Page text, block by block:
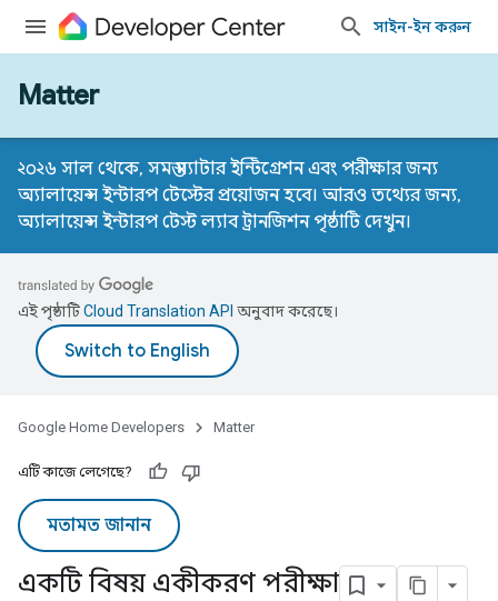
সাইন-ইন করুন
Matter
২০২৬ সাল থেকে, সমস্ত ম্যাটার ইন্টিগ্রেশন এবং পরীক্ষার জন্য
অ্যালায়েন্স ইন্টারপ টেস্টের প্রয়োজন হবে। আরও তথ্যের জন্য,
অ্যালায়েন্স ইন্টারপ টেস্ট ল্যাব ট্রানজিশন পৃষ্ঠাটিদেখুন।
এই পৃষ্ঠাটিCloud Translation API অনুবাদ করেছে।
Google Home Developers Matter
এটি কাজে লেগেছে?
মতামত জানান
একটি বিষয় একীকরণ পরীক্ষা